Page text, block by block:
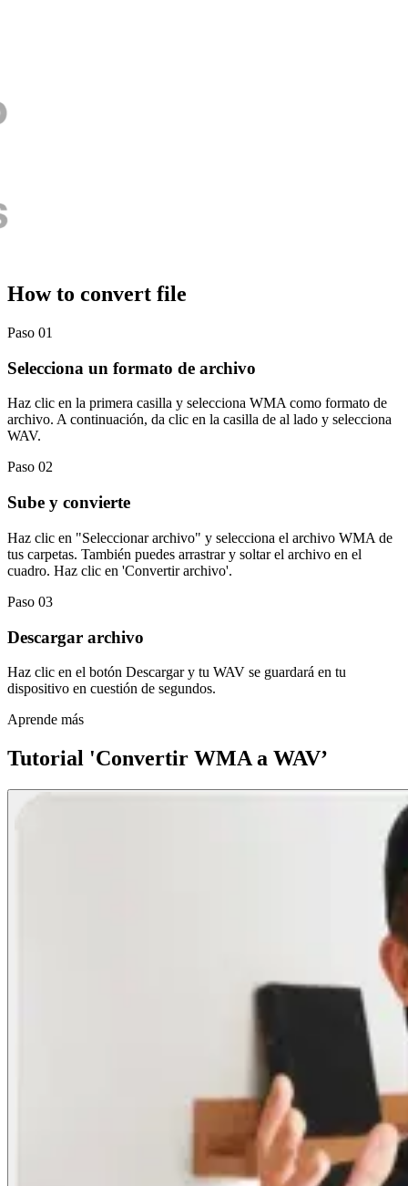
How to convert file
Paso 01
Selecciona un formato de archivo
Haz clic en la primera casilla y selecciona WMA como formato de
archivo. A continuación, da clic en la casilla de al lado y selecciona
WAV.
Paso 02
Sube y convierte
Haz clic en "Seleccionar archivo" y selecciona el archivo WMA de
tus carpetas. También puedes arrastrar y soltar el archivo en el
cuadro. Haz clic en 'Convertir archivo'.
Paso 03
Descargar archivo
Haz clic en el botón Descargar y tu WAV se guardará en tu
dispositivo en cuestión de segundos.
Aprende más
Tutorial 'Convertir WMA a WAV’